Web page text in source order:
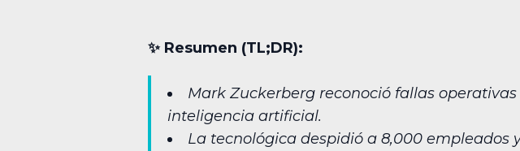
✨︎ Resumen (TL;DR):
Mark Zuckerberg reconoció fallas
inteligencia artificial.
La tecnológica despidió a 8,000 empleados